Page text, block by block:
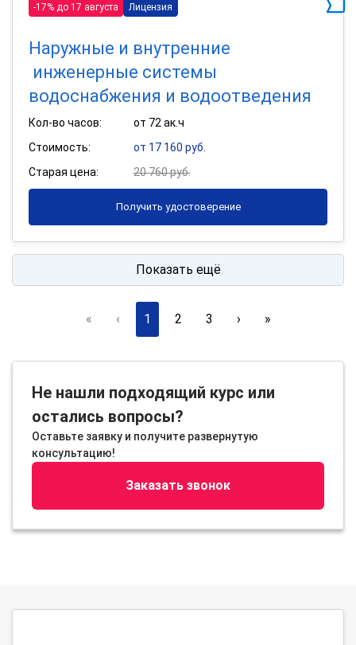
-17% до 17 августа Лицензия
Наружные и внутренние
инженерные системы
водоснабжения и водоотведения
Кол-во часов:
от 72 ак.ч
Стоимость:
от 17 160 руб.
Старая цена:
20 760 руб.
Получить удостоверение
Показать ещё
« ‹ 1 2 3 › »
Не нашли подходящий курс или
остались вопросы?
Оставьте заявку и получите развернутую
консультацию!
Заказать звонок